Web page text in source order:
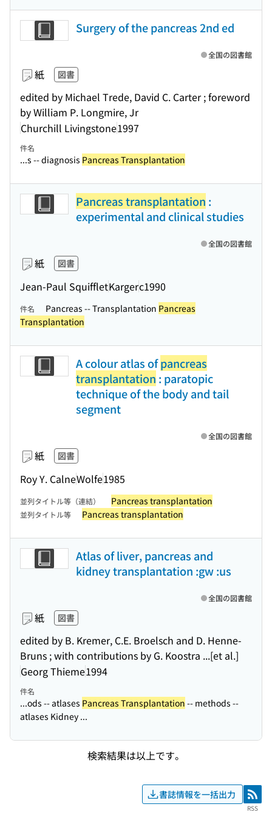
Surgery of the pancreas 2nd ed
紙 図書
edited by Michael Trede, David C. Carter ; foreword
by William P. Longmire, Jr
Churchill Livingstone1997
全国の図書館
件名
...s -- diagnosis Pancreas Transplantation
Pancreas transplantation :
experimental and clinical studies
紙 図書
Jean-Paul SquiffletKargerc1990
全国の図書館
件名 Pancreas -- Transplantation Pancreas
Transplantation
A colour atlas ofpancreas
transplantation : paratopic
technique of the body and tail
segment
紙 図書
Roy Y. CalneWolfe1985
全国の図書館
並列タイトル等（連結） Pancreas transplantation
並列タイトル等 Pancreas transplantation
Atlas of liver, pancreas and
kidney transplantation :gw :us
紙 図書
edited by B. Kremer, C.E. Broelsch and D. Henne-
Bruns ; with contributions by G. Koostra ...[et al.]
Georg Thieme1994
全国の図書館
件名
...ods -- atlases Pancreas Transplantation -- methods --
atlases Kidney ...
検索結果は以上です。
書誌情報を一括出力 RSS
RSS